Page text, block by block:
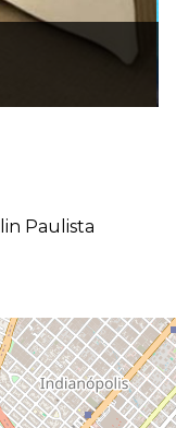
Paulista